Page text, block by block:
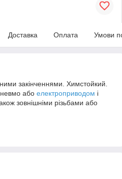
Доставка Оплата Умови
закінченнями. Химстойкий.
або електроприводом і
зовнішніми різьбами або